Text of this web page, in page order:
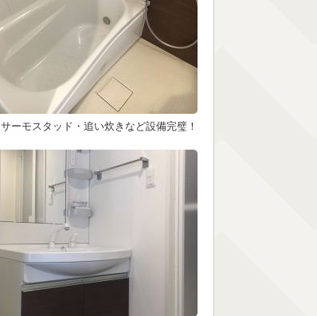
サーモスタッド・追い炊きなど設備完璧！